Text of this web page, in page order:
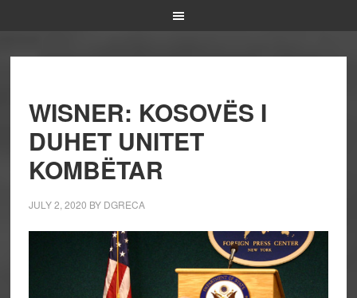
WISNER: KOSOVËS I
DUHET UNITET
KOMBËTAR
JULY 2, 2020 BY DGRECA